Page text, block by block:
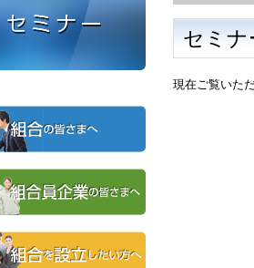
セミナ
現在ご覧いた